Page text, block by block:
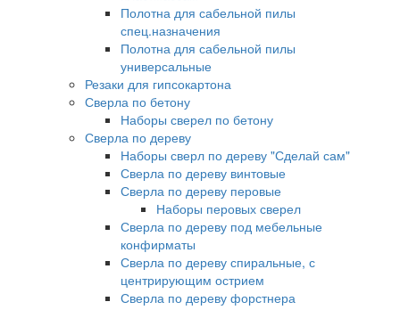
Полотна для сабельной пилы
спец.назначения
Полотна для сабельной пилы
универсальные
Резаки для гипсокартона
Сверла по бетону
Наборы сверел по бетону
Сверла по дереву
Наборы сверл по дереву "Сделай сам"
Сверла по дереву винтовые
Сверла по дереву перовые
Наборы перовых сверел
Сверла по дереву под мебельные
конфирматы
Сверла по дереву спиральные, с
центрирующим острием
Сверла по дереву форстнера